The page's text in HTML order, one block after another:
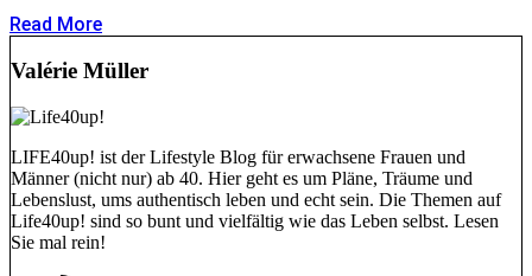
Read More
Valérie Müller
LIFE40up! ist der Lifestyle Blog für erwachsene Frauen und
Männer (nicht nur) ab 40. Hier geht es um Pläne, Träume und
Lebenslust, ums authentisch leben und echt sein. Die Themen auf
Life40up! sind so bunt und vielfältig wie das Leben selbst. Lesen
Sie mal rein!